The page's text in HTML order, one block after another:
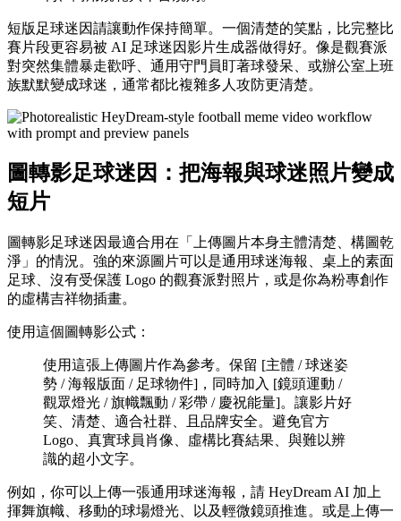
短版足球迷因請讓動作保持簡單。一個清楚的笑點，比完整比
賽片段更容易被 AI 足球迷因影片生成器做得好。像是觀賽派
對突然集體暴走歡呼、通用守門員盯著球發呆、或辦公室上班
族默默變成球迷，通常都比複雜多人攻防更清楚。
圖轉影足球迷因：把海報與球迷照片變成
短片
圖轉影足球迷因最適合用在「上傳圖片本身主體清楚、構圖乾
淨」的情況。強的來源圖片可以是通用球迷海報、桌上的素面
足球、沒有受保護 Logo 的觀賽派對照片，或是你為粉專創作
的虛構吉祥物插畫。
使用這個圖轉影公式：
使用這張上傳圖片作為參考。保留 [主體 / 球迷姿
勢 / 海報版面 / 足球物件]，同時加入 [鏡頭運動 /
觀眾燈光 / 旗幟飄動 / 彩帶 / 慶祝能量]。讓影片好
笑、清楚、適合社群、且品牌安全。避免官方
Logo、真實球員肖像、虛構比賽結果、與難以辨
識的超小文字。
例如，你可以上傳一張通用球迷海報，請 HeyDream AI 加上
揮舞旗幟、移動的球場燈光、以及輕微鏡頭推進。或是上傳一